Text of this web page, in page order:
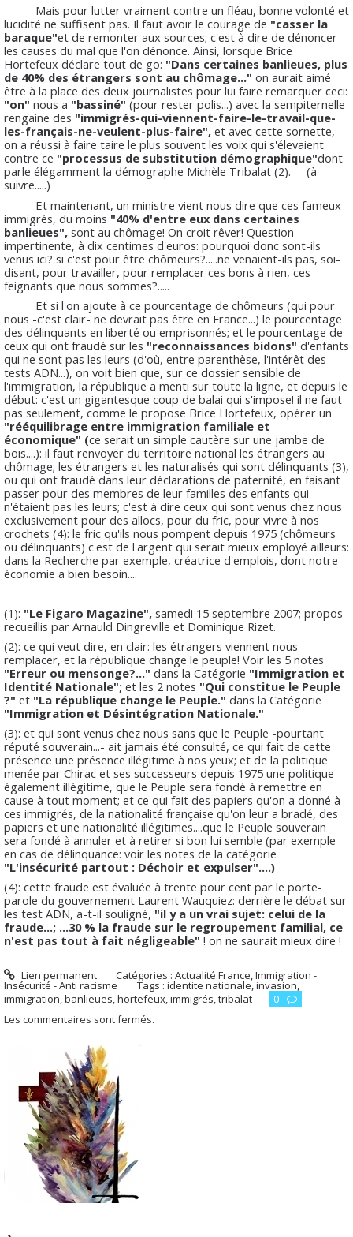
Mais pour lutter vraiment contre un fléau, bonne volonté et
lucidité ne suffisent pas. Il faut avoir le courage de "casser la
baraque"et de remonter aux sources; c'est à dire de dénoncer
les causes du mal que l'on dénonce. Ainsi, lorsque Brice
Hortefeux déclare tout de go: "Dans certaines banlieues, plus
de 40% des étrangers sont au chômage..." on aurait aimé
être à la place des deux journalistes pour lui faire remarquer ceci:
"on" nous a "bassiné" (pour rester polis...) avec la sempiternelle
rengaine des "immigrés-qui-viennent-faire-le-travail-que-
les-français-ne-veulent-plus-faire", et avec cette sornette,
on a réussi à faire taire le plus souvent les voix qui s'élevaient
contre ce "processus de substitution démographique"dont
parle élégamment la démographe Michèle Tribalat (2). (à
suivre.....)
Et maintenant, un ministre vient nous dire que ces fameux
immigrés, du moins "40% d'entre eux dans certaines
banlieues", sont au chômage! On croit rêver! Question
impertinente, à dix centimes d'euros: pourquoi donc sont-ils
venus ici? si c'est pour être chômeurs?.....ne venaient-ils pas, soi-
disant, pour travailler, pour remplacer ces bons à rien, ces
feignants que nous sommes?.....
Et si l'on ajoute à ce pourcentage de chômeurs (qui pour
nous -c'est clair- ne devrait pas être en France...) le pourcentage
des délinquants en liberté ou emprisonnés; et le pourcentage de
ceux qui ont fraudé sur les "reconnaissances bidons" d'enfants
qui ne sont pas les leurs (d'où, entre parenthèse, l'intérêt des
tests ADN...), on voit bien que, sur ce dossier sensible de
l'immigration, la république a menti sur toute la ligne, et depuis le
début: c'est un gigantesque coup de balai qui s'impose! il ne faut
pas seulement, comme le propose Brice Hortefeux, opérer un
"rééquilibrage entre immigration familiale et
économique" (ce serait un simple cautère sur une jambe de
bois....): il faut renvoyer du territoire national les étrangers au
chômage; les étrangers et les naturalisés qui sont délinquants (3),
ou qui ont fraudé dans leur déclarations de paternité, en faisant
passer pour des membres de leur familles des enfants qui
n'étaient pas les leurs; c'est à dire ceux qui sont venus chez nous
exclusivement pour des allocs, pour du fric, pour vivre à nos
crochets (4): le fric qu'ils nous pompent depuis 1975 (chômeurs
ou délinquants) c'est de l'argent qui serait mieux employé ailleurs:
dans la Recherche par exemple, créatrice d'emplois, dont notre
économie a bien besoin....
(1): "Le Figaro Magazine", samedi 15 septembre 2007; propos
recueillis par Arnauld Dingreville et Dominique Rizet.
(2): ce qui veut dire, en clair: les étrangers viennent nous
remplacer, et la république change le peuple! Voir les 5 notes
"Erreur ou mensonge?..." dans la Catégorie "Immigration et
Identité Nationale"; et les 2 notes "Qui constitue le Peuple
?" et "La république change le Peuple." dans la Catégorie
"Immigration et Désintégration Nationale."
(3): et qui sont venus chez nous sans que le Peuple -pourtant
réputé souverain...- ait jamais été consulté, ce qui fait de cette
présence une présence illégitime à nos yeux; et de la politique
menée par Chirac et ses successeurs depuis 1975 une politique
également illégitime, que le Peuple sera fondé à remettre en
cause à tout moment; et ce qui fait des papiers qu'on a donné à
ces immigrés, de la nationalité française qu'on leur a bradé, des
papiers et une nationalité illégitimes....que le Peuple souverain
sera fondé à annuler et à retirer si bon lui semble (par exemple
en cas de délinquance: voir les notes de la catégorie
"L'insécurité partout : Déchoir et expulser"....)
(4): cette fraude est évaluée à trente pour cent par le porte-
parole du gouvernement Laurent Wauquiez: derrière le débat sur
les test ADN, a-t-il souligné, "il y a un vrai sujet: celui de la
fraude...; ...30 % la fraude sur le regroupement familial, ce
n'est pas tout à fait négligeable" ! on ne saurait mieux dire !
Lien permanent Catégories :Actualité France,Immigration -
Insécurité - Anti racisme Tags : identite nationale,invasion,
immigration,banlieues,hortefeux,immigrés,tribalat
0
Les commentaires sont fermés.